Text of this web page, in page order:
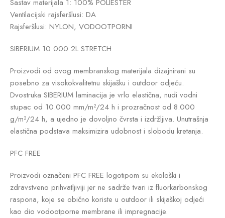
Sastav materijala 1: 100% POLIESTER
Ventilacijski rajsferšlusi: DA
Rajsferšlusi: NYLON, VODOOTPORNI
SIBERIUM 10 000 2L STRETCH
Proizvodi od ovog membranskog materijala dizajnirani su
posebno za visokokvalitetnu skijašku i outdoor odjeću.
Dvostruka SIBERIUM laminacija je vrlo elastična, nudi vodni
stupac od 10.000 mm/m²/24 h i prozračnost od 8.000
g/m²/24 h, a ujedno je dovoljno čvrsta i izdržljiva. Unutrašnja
elastična podstava maksimizira udobnost i slobodu kretanja.
PFC FREE
Proizvodi označeni PFC FREE logotipom su ekološki i
zdravstveno prihvatljiviji jer ne sadrže tvari iz fluorkarbonskog
raspona, koje se obično koriste u outdoor ili skijaškoj odjeći
kao dio vodootporne membrane ili impregnacije.